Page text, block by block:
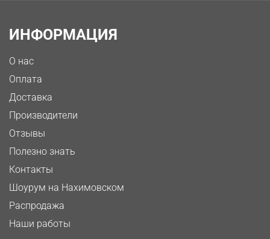
ИНФОРМАЦИЯ
О нас
Оплата
Доставка
Производители
Отзывы
Полезно знать
Контакты
Шоурум на Нахимовском
Распродажа
Наши работы